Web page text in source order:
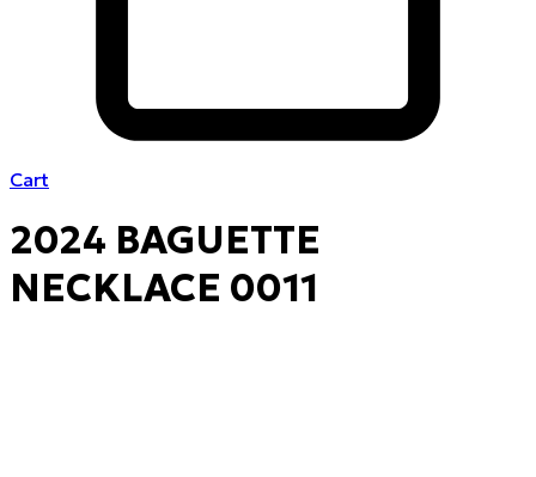
Cart
2024 BAGUETTE
NECKLACE 0011